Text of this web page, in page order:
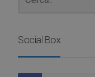
Social Box